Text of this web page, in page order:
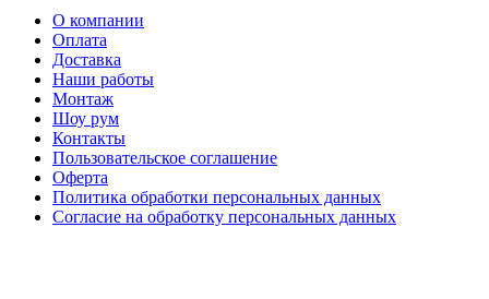
О компании
Оплата
Доставка
Наши работы
Монтаж
Шоу рум
Контакты
Пользовательское соглашение
Оферта
Политика обработки персональных данных
Согласие на обработку персональных данных